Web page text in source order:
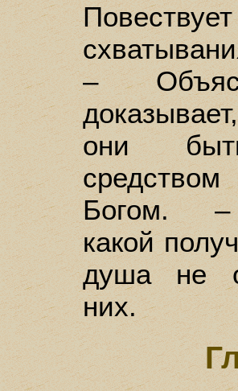
–
они
Богом. –
какой
душа не
них.